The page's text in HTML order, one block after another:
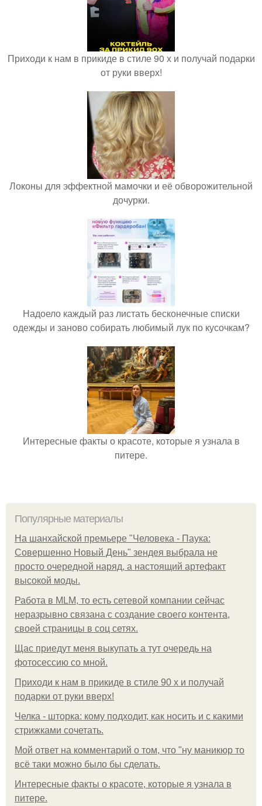
Приходи к нам в прикиде в стиле 90 х и получай подарки
от руки вверх!
Локоны для эффектной мамочки и её обворожительной
дочурки.
Надоело каждый раз листать бесконечные списки
одежды и заново собирать любимый лук по кусочкам?
Интересные факты о красоте, которые я узнала в
питере.
Популярные материалы
На шанхайской премьере "Человека - Паука:
Совершенно Новый День" зендея выбрала не
просто очередной наряд, а настоящий артефакт
высокой моды.
Работа в MLM, то есть сетевой компании сейчас
неразрывно связана с создание своего контента,
своей страницы в соц сетях.
Щас приедут меня выкупать а тут очередь на
фотосессию со мной.
Приходи к нам в прикиде в стиле 90 х и получай
подарки от руки вверх!
Челка - шторка: кому подходит, как носить и с какими
стрижками сочетать.
Мой ответ на комментарий о том, что "ну маникюр то
всё таки можно было бы сделать.
Интересные факты о красоте, которые я узнала в
питере.